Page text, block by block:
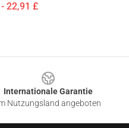
22,91 £
Internationale Garantie
Nutzungsland angeboten